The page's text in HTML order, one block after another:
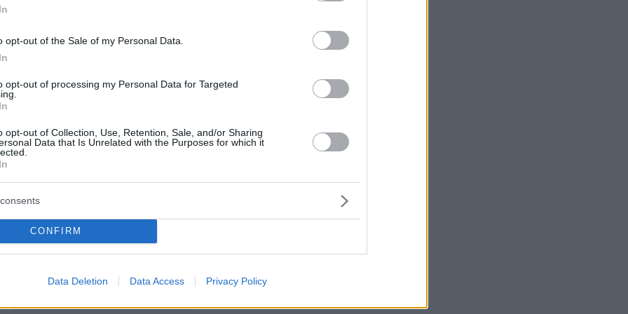
opt-out of the Sale of my Personal Data.
opt-out of processing my Personal Data for Targeted
opt-out of Collection, Use, Retention, Sale, and/or Sharing
Data that Is Unrelated with the Purposes for which it
CONFIRM
Data Deletion Data Access Privacy Policy
ΠΣΑΠ και αρχηγών των ομάδων της Super
παράδειγμα συλλόγου εν μέσω
διοργάνωσε 24ωρο live streaming για να
Ερυθρό Σταυρό
στην Premier League στην περίοδο